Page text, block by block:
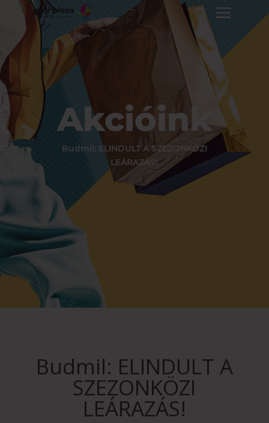
Akcióink
Budmil: ELINDULT A SZEZONKÖZI
LEÁRAZÁS!
Budmil: ELINDULT A
SZEZONKÖZI
LEÁRAZÁS!